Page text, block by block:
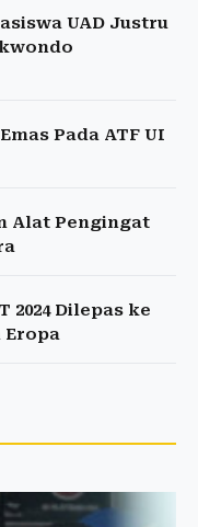
UAD Justru
Pada ATF UI
Alat Pengingat
2024 Dilepas ke
Eropa